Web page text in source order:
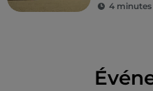
4 minutes